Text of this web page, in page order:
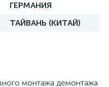
ГЕРМАНИЯ
ТАЙВАНЬ (КИТАЙ)
монтажа демонтажа